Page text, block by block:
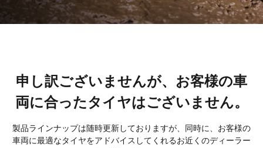
申し訳ございませんが、お客様の車
両に合ったタイヤはございません。
製品ラインナップは随時更新しておりますが、同時に、お客様の
車両に最適なタイヤをアドバイスしてくれるお近くのディーラー